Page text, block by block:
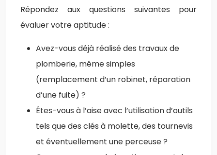
Répondez aux questions suivantes pour
évaluer votre aptitude :
Avez-vous déjà réalisé des travaux de
plomberie, même simples
(remplacement d’un robinet, réparation
d’une fuite) ?
Êtes-vous à l’aise avec l’utilisation d’outils
tels que des clés à molette, des tournevis
et éventuellement une perceuse ?